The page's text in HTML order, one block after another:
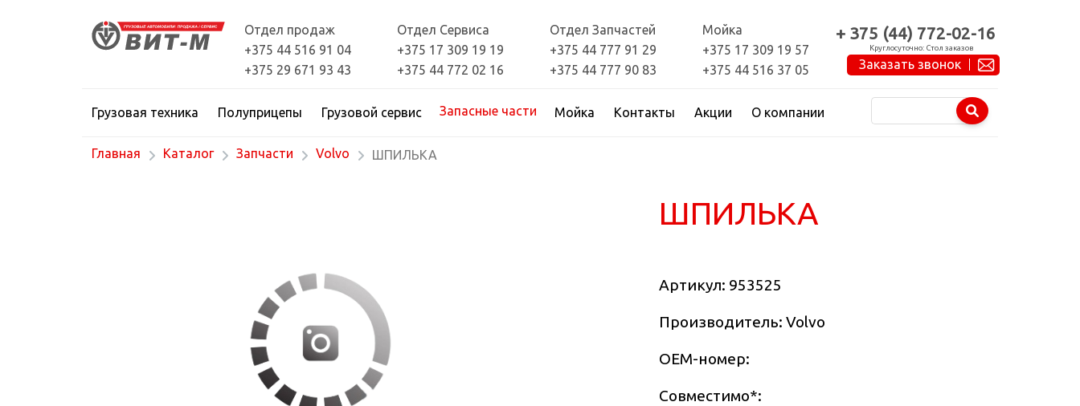
Отдел продаж
+375 44 516 91 04
+375 29 671 93 43
Отдел Сервиса
+375 17 309 19 19
+375 44 772 02 16
Отдел Запчастей
+375 44 777 91 29
+375 44 777 90 83
Мойка
+375 17 309 19 57
+375 44 516 37 05
+ 375 (44) 772-02-16
Круглосуточно: Стол заказов
Заказать звонок
Грузовая техника Полуприцепы Грузовой сервис Запасные части Мойка Контакты Акции О компании
Главная Каталог Запчасти Volvo ШПИЛЬКА
ШПИЛЬКА
Артикул: 953525
Производитель: Volvo
OEM-номер:
Совместимо*: